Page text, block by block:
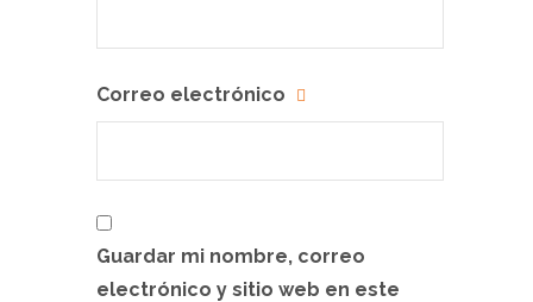
Correo electrónico
Guardar mi nombre, correo
electrónico y sitio web en este